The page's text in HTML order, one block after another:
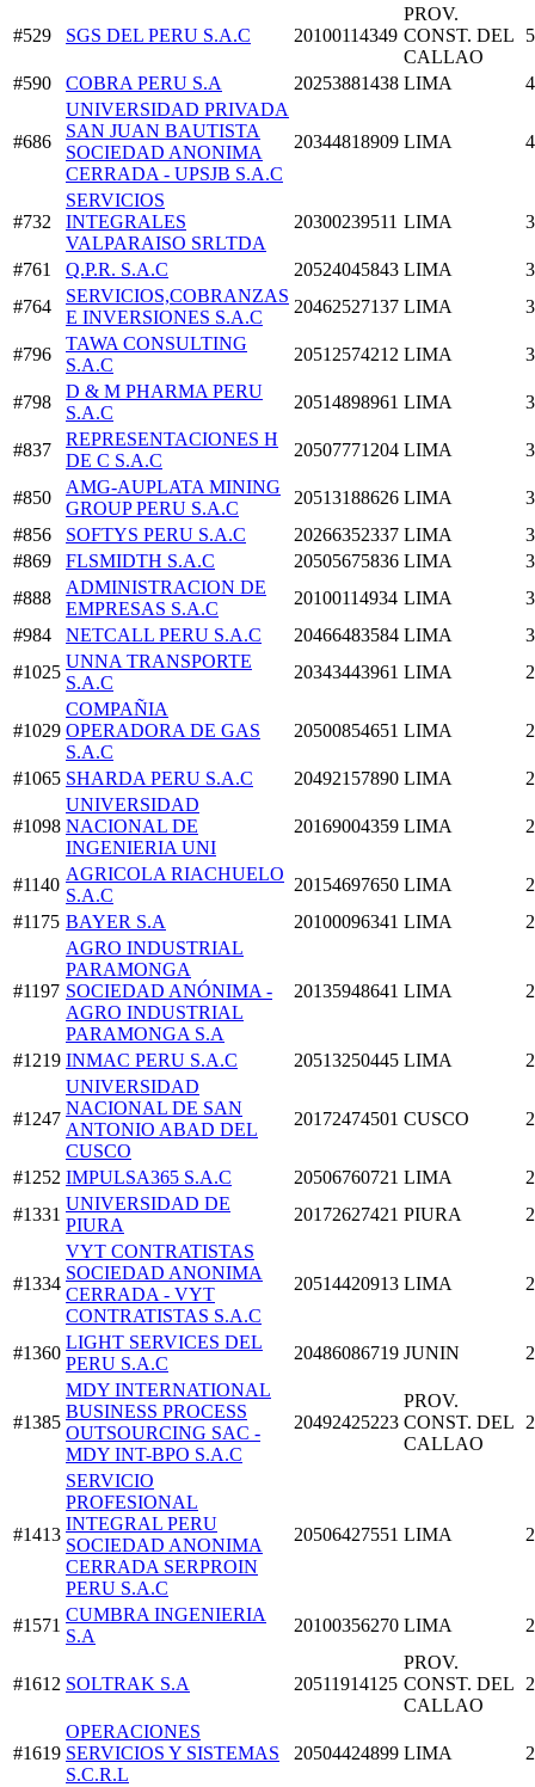
#529 SGS DEL PERU S.A.C 20100114349
PROV.
CONST. DEL
CALLAO
#590 COBRA PERU S.A 20253881438 LIMA
#686
UNIVERSIDAD PRIVADA
SAN JUAN BAUTISTA
SOCIEDAD ANONIMA
CERRADA - UPSJB S.A.C
20344818909 LIMA
#732
SERVICIOS
INTEGRALES
VALPARAISO SRLTDA
20300239511 LIMA
#761 Q.P.R. S.A.C 20524045843 LIMA
#764
SERVICIOS,COBRANZAS
E INVERSIONES S.A.C
20462527137 LIMA
#796
TAWA CONSULTING
S.A.C
20512574212 LIMA
#798
D & M PHARMA PERU
S.A.C
20514898961 LIMA
#837
REPRESENTACIONES H
DE C S.A.C
20507771204 LIMA
#850
AMG-AUPLATA MINING
GROUP PERU S.A.C
20513188626 LIMA
#856
SOFTYS PERU S.A.C 20266352337 LIMA
#869
FLSMIDTH S.A.C 20505675836 LIMA
#888
ADMINISTRACION DE
EMPRESAS S.A.C
20100114934 LIMA
#984
NETCALL PERU S.A.C 20466483584 LIMA
#1025
UNNA TRANSPORTE
S.A.C
20343443961 LIMA
#1029
COMPAÑIA
OPERADORA DE GAS
S.A.C
20500854651 LIMA
#1065 SHARDA PERU S.A.C 20492157890 LIMA
#1098
UNIVERSIDAD
NACIONAL DE
INGENIERIA UNI
20169004359 LIMA
#1140
AGRICOLA RIACHUELO
S.A.C
20154697650 LIMA
#1175 BAYER S.A 20100096341 LIMA
#1197
AGRO INDUSTRIAL
PARAMONGA
SOCIEDAD ANÓNIMA -
AGRO INDUSTRIAL
PARAMONGA S.A
20135948641 LIMA
#1219 INMAC PERU S.A.C 20513250445 LIMA
#1247
UNIVERSIDAD
NACIONAL DE SAN
ANTONIO ABAD DEL
CUSCO
20172474501 CUSCO
#1252 IMPULSA365 S.A.C 20506760721 LIMA
#1331
UNIVERSIDAD DE
PIURA
20172627421 PIURA
#1334
VYT CONTRATISTAS
SOCIEDAD ANONIMA
CERRADA - VYT
CONTRATISTAS S.A.C
20514420913 LIMA
#1360
LIGHT SERVICES DEL
PERU S.A.C
20486086719 JUNIN
#1385
MDY INTERNATIONAL
BUSINESS PROCESS
OUTSOURCING SAC -
MDY INT-BPO S.A.C
20492425223
PROV.
CONST. DEL
CALLAO
#1413
SERVICIO
PROFESIONAL
INTEGRAL PERU
SOCIEDAD ANONIMA
CERRADA SERPROIN
PERU S.A.C
20506427551 LIMA
#1571
CUMBRA INGENIERIA
S.A
20100356270 LIMA
#1612 SOLTRAK S.A 20511914125
PROV.
CONST. DEL
CALLAO
#1619
OPERACIONES
SERVICIOS Y SISTEMAS
S.C.R.L
20504424899 LIMA